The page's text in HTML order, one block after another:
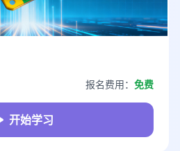
报名费用： 免费
开始学习